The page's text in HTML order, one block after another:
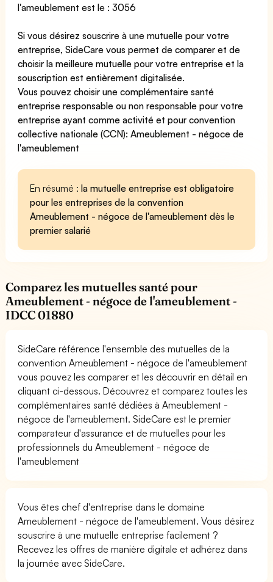
l'ameublement est le : 3056
Si vous désirez souscrire à une mutuelle pour votre
entreprise, SideCare vous permet decomparer et de
choisir la meilleure mutuelle pour votre entreprise et la
souscription est entièrement digitalisée.
Vous pouvez choisir une complémentaire santé
entrepriseresponsable ou non responsable pour votre
entreprise ayant comme activité et pour convention
collective nationale (CCN): Ameublement - négoce de
l'ameublement
En résumé :la mutuelle entreprise est obligatoire
pour les entreprises de la convention
Ameublement - négoce de l'ameublement dès le
premier salarié
Comparez les mutuelles santé pour
Ameublement - négoce de l'ameublement -
IDCC 01880
SideCare référence l'ensemble des mutuelles de la
convention Ameublement - négoce de l'ameublement
vous pouvez les comparer et les découvrir en détail en
cliquant ci-dessous. Découvrez et comparez toutes les
complémentaires santé dédiées à Ameublement -
négoce de l'ameublement. SideCare est le premier
comparateur d'assurance et de mutuelles pour les
professionnels du Ameublement - négoce de
l'ameublement
Vous êtes chef d'entreprise dans le domaine
Ameublement - négoce de l'ameublement. Vous désirez
souscrire à une mutuelle entreprise facilement ?
Recevez les offres de manière digitale et adhérez dans
la journée avec SideCare.